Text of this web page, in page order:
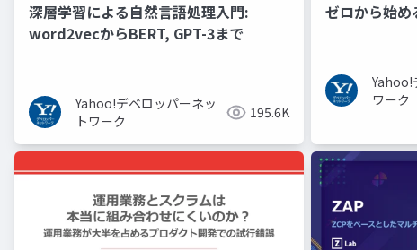
深層学習による自然言語処理入門:
word2vecからBERT, GPT-3まで
Yahoo!デベロッパーネッ
トワーク
195.6K
ゼロから始め
Yahoo!
ワーク